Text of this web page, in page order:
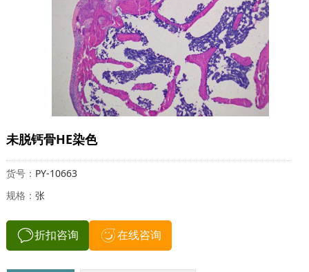
未脱钙骨HE染色
货号： PY-10663
规格： 张
折扣咨询 在线咨询